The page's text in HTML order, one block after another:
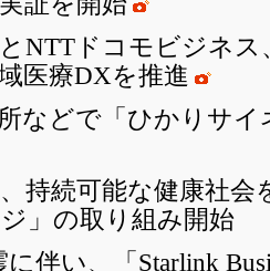
NTTドコモビジネ
医療DXを推進
などで「ひかりサ
持続可能な健康社
」の取り組み開始
伴い、「Starlink